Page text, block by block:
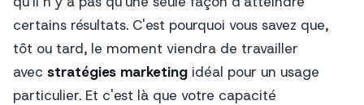
certains résultats. C'est pourquoi vous savez que,
tôt ou tard, le moment viendra de travailler
avec stratégies marketing idéal pour un usage
particulier. Et c'est là que votre capacité